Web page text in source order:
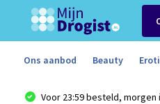
Ons aanbod Beauty
Voor 23:59 besteld, morgen